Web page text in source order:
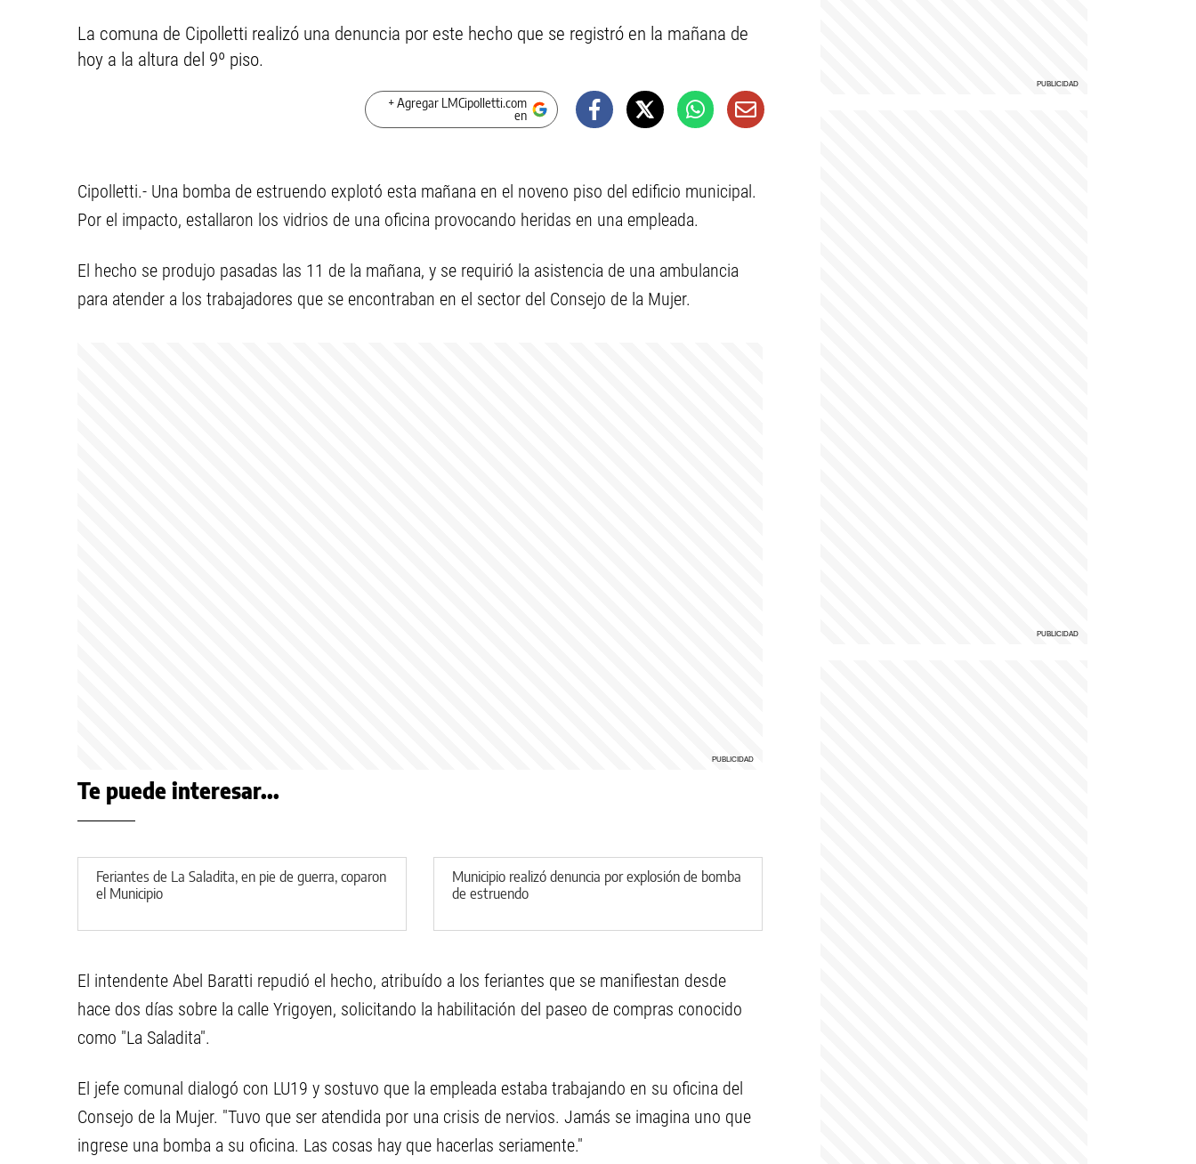
La comuna de Cipolletti realizó una denuncia por este hecho que se registró en la mañana de
hoy a la altura del 9º piso.
+ Agregar LMCipolletti.com
en
Cipolletti.- Una bomba de estruendo explotó esta mañana en el noveno piso del edificio municipal.
Por el impacto, estallaron los vidrios de una oficina provocando heridas en una empleada.
El hecho se produjo pasadas las 11 de la mañana, y se requirió la asistencia de una ambulancia
para atender a los trabajadores que se encontraban en el sector del Consejo de la Mujer.
Te puede interesar...
Feriantes de La Saladita, en pie de guerra, coparon
el Municipio
Municipio realizó denuncia por explosión de bomba
de estruendo
El intendente Abel Baratti repudió el hecho, atribuído a los feriantes que se manifiestan desde
hace dos días sobre la calle Yrigoyen, solicitando la habilitación del paseo de compras conocido
como "La Saladita".
El jefe comunal dialogó con LU19 y sostuvo que la empleada estaba trabajando en su oficina del
Consejo de la Mujer. "Tuvo que ser atendida por una crisis de nervios. Jamás se imagina uno que
ingrese una bomba a su oficina. Las cosas hay que hacerlas seriamente."